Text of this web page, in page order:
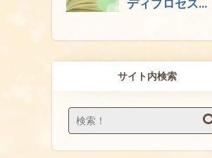
サイト内検索